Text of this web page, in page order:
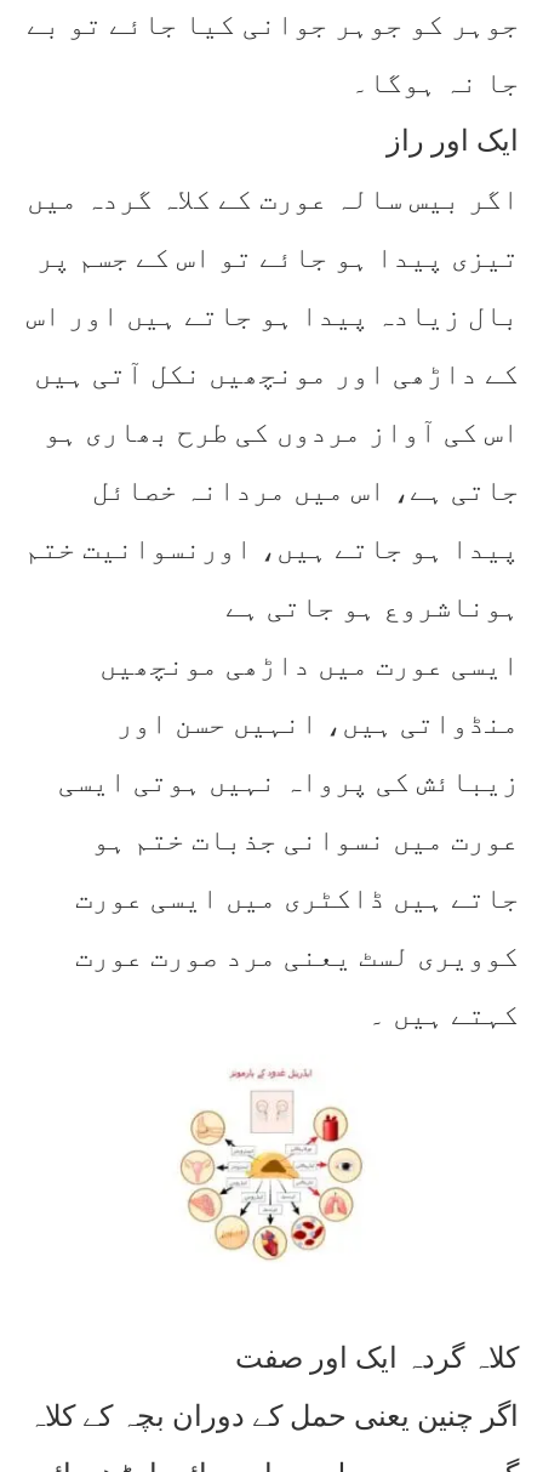
جوہر کو جوہر جوانی کیا جائے تو بے
جا نہ ہوگا۔
ایک اور راز
اگر بیس سالہ عورت کے کلاہ گردہ میں
تیزی پیدا ہو جائے تو اس کے جسم پر
بال زیادہ پیدا ہو جاتے ہیں اور اس
کے داڑھی اور مونچھیں نکل آتی ہیں
اس کی آواز مردوں کی طرح بھاری ہو
جاتی ہے، اس میں مردانہ خصائل
پیدا ہو جاتے ہیں، اورنسوانیت ختم
ہوناشروع ہو جاتی ہے
ایسی عورت میں داڑھی مونچھیں
منڈواتی ہیں، انہیں حسن اور
زیبائش کی پرواہ نہیں ہوتی ایسی
عورت میں نسوانی جذبات ختم ہو
جاتے ہیں ڈاکٹری میں ایسی عورت
کوویری لسٹ یعنی مرد صورت عورت
کہتے ہیں ۔
کلاہ گردہ ایک اور صفت
اگر چنین یعنی حمل کے دوران بچہ کے کلاہ